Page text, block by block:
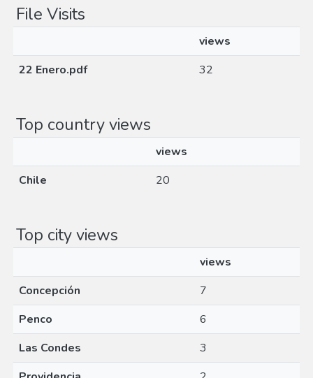
File Visits
views
22 Enero.pdf
32
Top country views
views
Chile
20
Top city views
views
Concepción
7
Penco
6
Las Condes
3